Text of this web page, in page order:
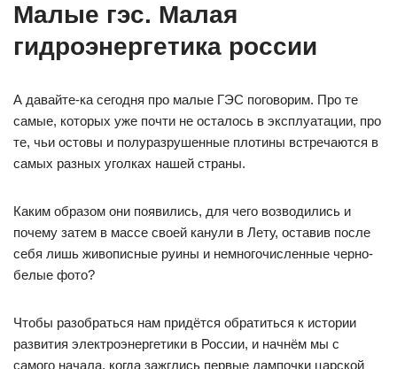
Малые гэс. Малая
гидроэнергетика россии
А давайте-ка сегодня про малые ГЭС поговорим. Про те
самые, которых уже почти не осталось в эксплуатации, про
те, чьи остовы и полуразрушенные плотины встречаются в
самых разных уголках нашей страны.
Каким образом они появились, для чего возводились и
почему затем в массе своей канули в Лету, оставив после
себя лишь живописные руины и немногочисленные черно-
белые фото?
Чтобы разобраться нам придётся обратиться к истории
развития электроэнергетики в России, и начнём мы с
самого начала, когда зажглись первые лампочки царской